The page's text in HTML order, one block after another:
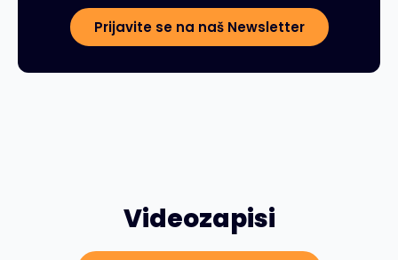
Prijavite se na naš Newsletter
Videozapisi